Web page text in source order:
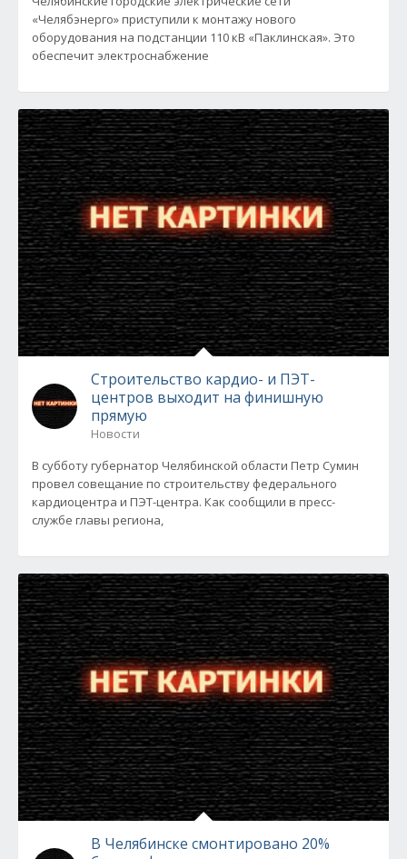
«Челябэнерго» приступили к монтажу нового
оборудования на подстанции 110 кВ «Паклинская». Это
обеспечит электроснабжение
Строительство кардио- и ПЭТ-
центров выходит на финишную
прямую
Новости
В субботу губернатор Челябинской области Петр Сумин
провел совещание по строительству федерального
кардиоцентра и ПЭТ-центра. Как сообщили в пресс-
службе главы региона,
В Челябинске смонтировано 20%